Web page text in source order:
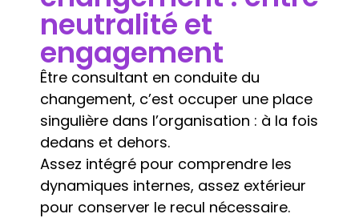
neutralité et
engagement
Être consultant en conduite du
changement, c’est occuper une place
singulière dans l’organisation : à la fois
dedans et dehors.
Assez intégré pour comprendre les
dynamiques internes, assez extérieur
pour conserver le recul nécessaire.